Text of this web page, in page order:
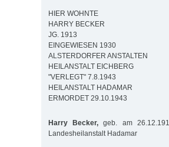
HIER WOHNTE
HARRY BECKER
JG. 1913
EINGEWIESEN 1930
ALSTERDORFER ANSTALTEN
HEILANSTALT EICHBERG
"VERLEGT" 7.8.1943
HEILANSTALT HADAMAR
ERMORDET 29.10.1943
Harry Becker, geb. am
Landesheilanstalt Hadamar